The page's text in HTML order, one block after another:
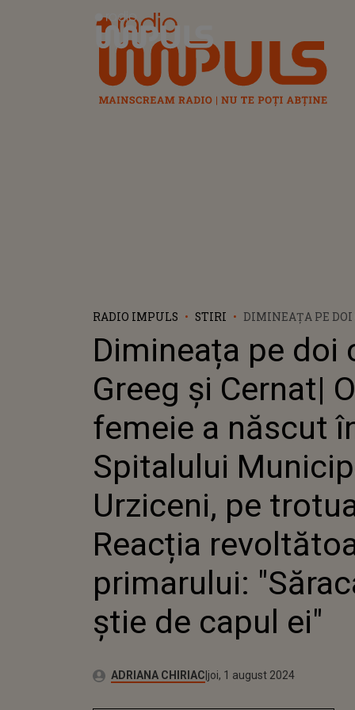
Radio Impuls
RADIO IMPULS STIRI
DIMINEAȚA PE DOI
FAȚA SPITALULUI
URZICENI, PE
REVOLTĂTOARE A
"SĂRACA, NU ȘTIE
Dimineața pe doi
Greeg și Cernat| O
femeie a născut
Spitalului
Urziceni, pe
Reacția
primarului:
știe de capul ei"
Autor:ADRIANA CHIRIACPublicat:
marți, 1 august 2023
Actualizat:
joi, 1 august 2024